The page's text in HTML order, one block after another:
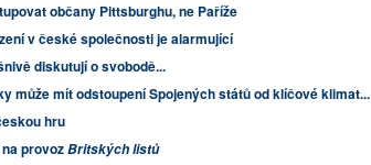
občany Pittsburghu, ne Paříže
v české společnosti je alarmující
diskutují o svobodě...
může mít odstoupení Spojených států od klíčové klimat...
hru
provozBritských listů